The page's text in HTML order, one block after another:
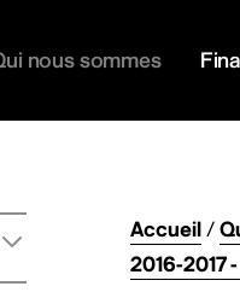
nous sommes
Accueil/
2016-2017